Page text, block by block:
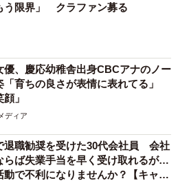
う限界」 クラファン募る
優、慶応幼稚舎出身CBCアナのノー
「育ちの良さが表情に表れてる」
」
ディア
退職勧奨を受けた30代会社員 会社
らば失業手当を早く受け取れるが…
動で不利になりませんか？【キャリ